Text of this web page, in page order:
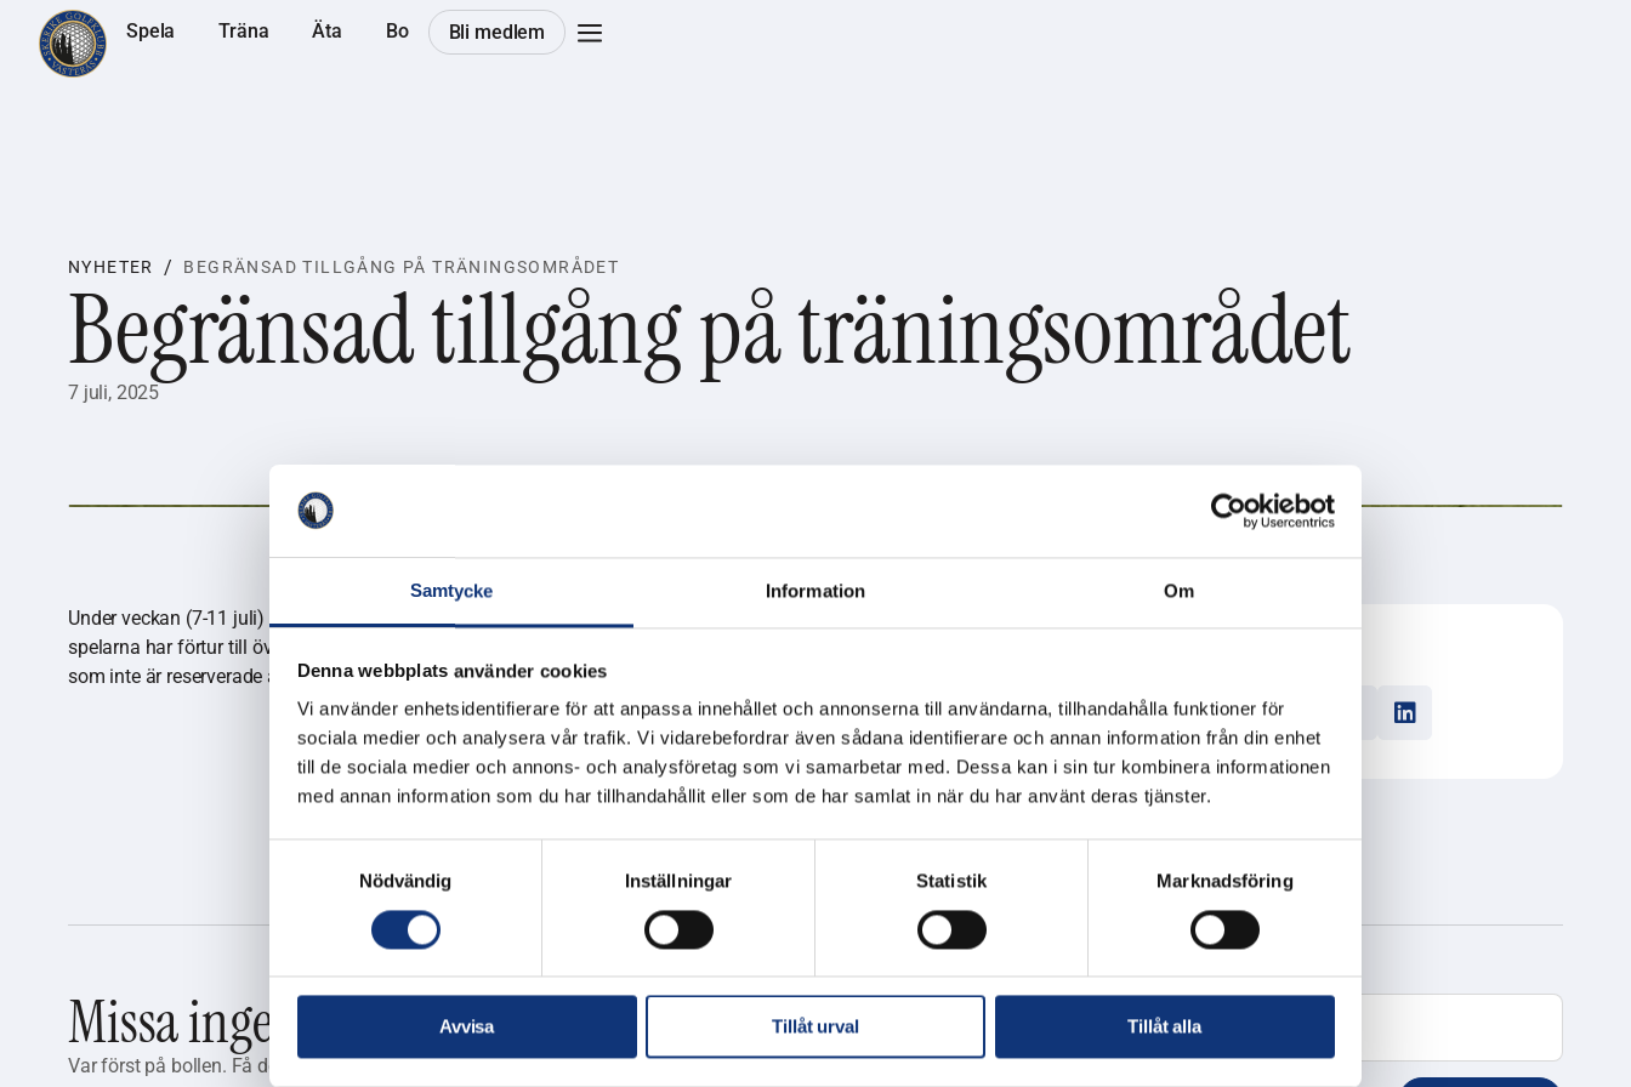
Samtycke Information Om
Denna webbplats använder cookies
Vi använder enhetsidentifierare för att anpassa innehållet och annonserna till användarna, tillhandahålla funktioner för
sociala medier och analysera vår trafik. Vi vidarebefordrar även sådana identifierare och annan information från din enhet
till de sociala medier och annons- och analysföretag som vi samarbetar med. Dessa kan i sin tur kombinera informationen
med annan information som du har tillhandahållit eller som de har samlat in när du har använt deras tjänster.
Nödvändig
Inställningar Statistik Marknadsföring
Avvisa Tillåt urval Tillåt alla
Spela Träna Äta Bo Bli medlem
NYHETER / BEGRÄNSAD TILLGÅNG PÅ TRÄNINGSOMRÅDET
Begränsad tillgång på träningsområdet
7 juli, 2025
Under veckan (7-11 juli) kommer det vara begränsad tillgång på vårt övningsområde då vi arrangerar LETAS-tävlingen. Kom ihåg att
spelarna har förtur till övningsområde och range när de tränar samt värmer upp inför rundorna. Ni får endast använda rangemattor
som inte är reserverade åt spelarna. Tack för er förståelse!
Missa inget från Skerike
Var först på bollen. Få de senaste nyheterna, tävlingarna och erbjudandena från Skerike
E-post